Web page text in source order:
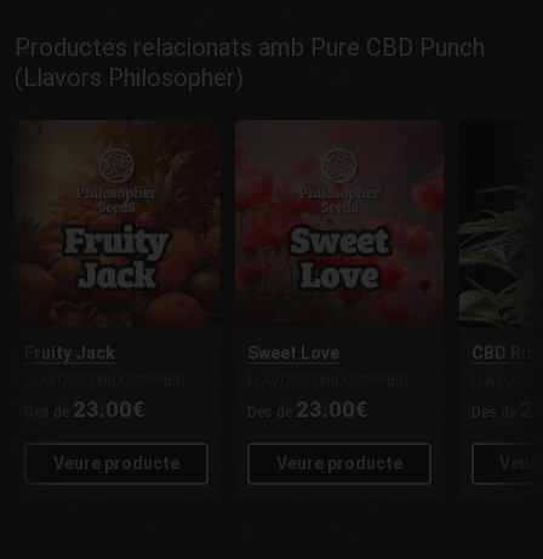
Productes relacionats amb Pure CBD Punch
(Llavors Philosopher)
Fruity Jack
Des de 23.00€
Veure producte
Sweet Love
Des de 23.00€
Veure producte
CBD
Des de